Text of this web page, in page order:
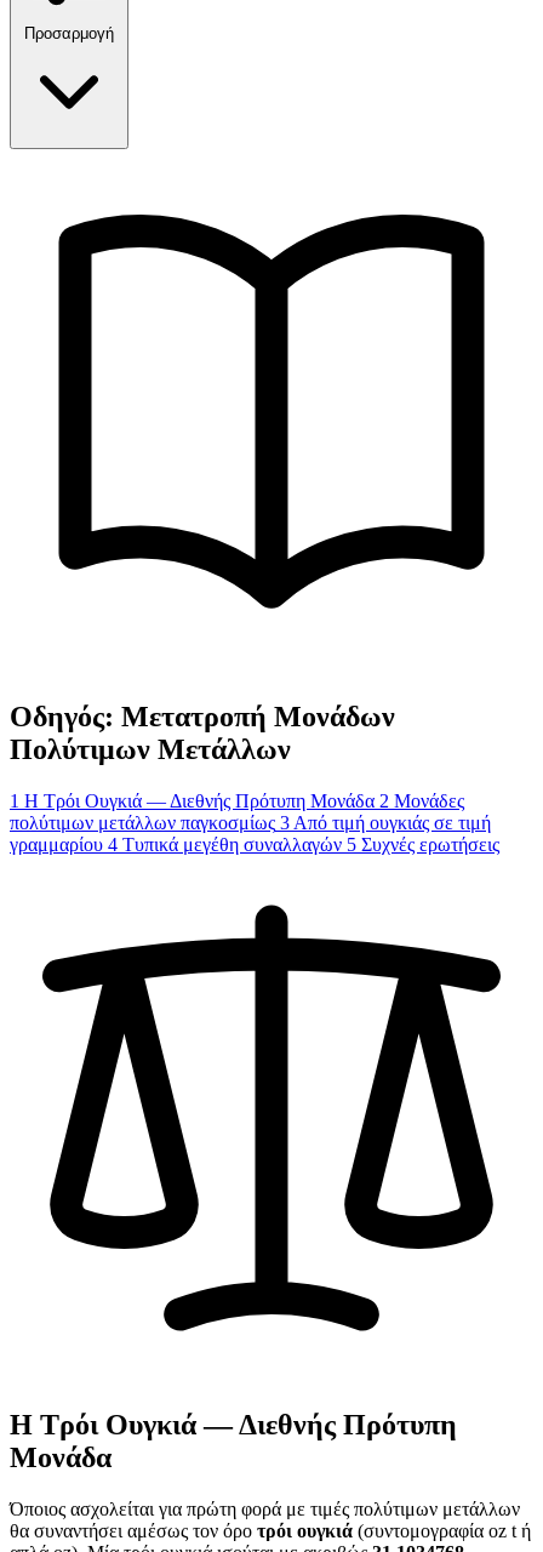
Προσαρμογή
Οδηγός: Μετατροπή Μονάδων
Πολύτιμων Μετάλλων
1 Η Τρόι Ουγκιά — Διεθνής Πρότυπη Μονάδα 2 Μονάδες
πολύτιμων μετάλλων παγκοσμίως 3 Από τιμή ουγκιάς σε τιμή
γραμμαρίου 4 Τυπικά μεγέθη συναλλαγών 5 Συχνές ερωτήσεις
Η Τρόι Ουγκιά — Διεθνής Πρότυπη
Μονάδα
Όποιος ασχολείται για πρώτη φορά με τιμές πολύτιμων μετάλλων
θα συναντήσει αμέσως τον όρο τρόι ουγκιά (συντομογραφία oz t ή